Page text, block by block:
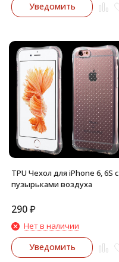
Уведомить
TPU Чехол для iPhone 6, 6S с
пузырьками воздуха
290₽
Нет в наличии
Уведомить